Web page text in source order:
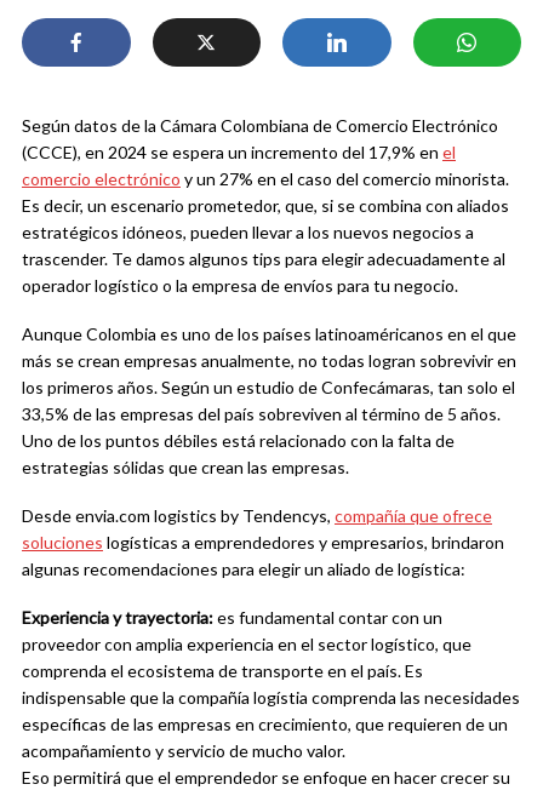
Según datos de la Cámara Colombiana de Comercio Electrónico
(CCCE), en 2024 se espera un incremento del 17,9% en el
comercio electrónico y un 27% en el caso del comercio minorista.
Es decir, un escenario prometedor, que, si se combina con aliados
estratégicos idóneos, pueden llevar a los nuevos negocios a
trascender. Te damos algunos tips para elegir adecuadamente al
operador logístico o la empresa de envíos para tu negocio.
Aunque Colombia es uno de los países latinoaméricanos en el que
más se crean empresas anualmente, no todas logran sobrevivir en
los primeros años. Según un estudio de Confecámaras, tan solo el
33,5% de las empresas del país sobreviven al término de 5 años.
Uno de los puntos débiles está relacionado con la falta de
estrategias sólidas que crean las empresas.
Desde envia.com logistics by Tendencys, compañía que ofrece
soluciones logísticas a emprendedores y empresarios, brindaron
algunas recomendaciones para elegir un aliado de logística:
Experiencia y trayectoria:es fundamental contar con un
proveedor con amplia experiencia en el sector logístico, que
comprenda el ecosistema de transporte en el país. Es
indispensable que la compañía logístia comprenda las necesidades
específicas de las empresas en crecimiento, que requieren de un
acompañamiento y servicio de mucho valor.
Eso permitirá que el emprendedor se enfoque en hacer crecer su